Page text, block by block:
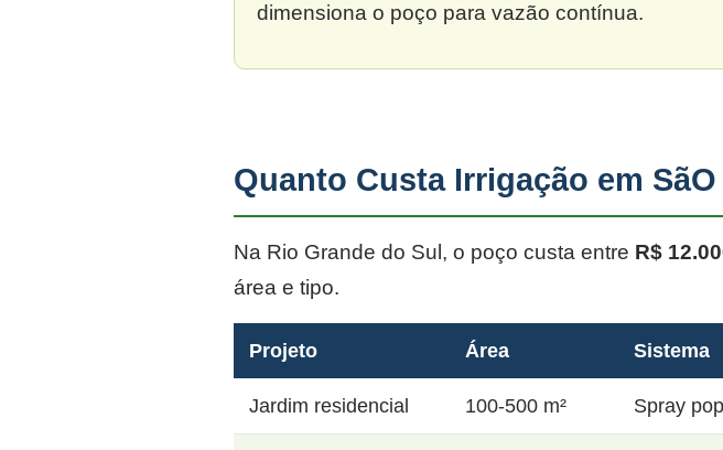
dimensiona o poço para vazão contínua.
Quanto Custa Irrigação em
Na Rio Grande do Sul, o poço custa entre R$
área e tipo.
Projeto Área Sistema
Jardim residencial 100-500 m² Spray